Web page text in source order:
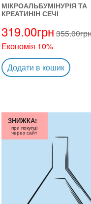
МІКРОАЛЬБУМІНУРІЯ ТА
КРЕАТИНІН СЕЧІ
319.00грн355.00
Економія 10%
Додати в кошик
ЗНИЖКА!
при покупці
через сайт